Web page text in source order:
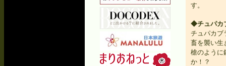
す。
◆チュパカ
チュパカブ
畜を襲い生
槍のように
か！？